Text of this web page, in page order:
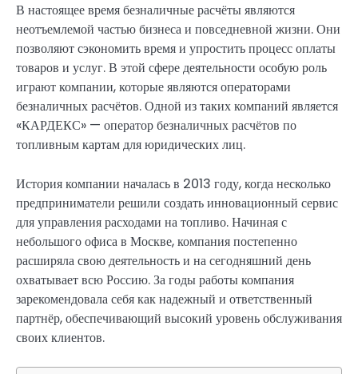
В настоящее время безналичные расчёты являются
неотъемлемой частью бизнеса и повседневной жизни. Они
позволяют сэкономить время и упростить процесс оплаты
товаров и услуг. В этой сфере деятельности особую роль
играют компании, которые являются операторами
безналичных расчётов. Одной из таких компаний является
«КАРДЕКС» — оператор безналичных расчётов по
топливным картам для юридических лиц.
История компании началась в 2013 году, когда несколько
предприниматели решили создать инновационный сервис
для управления расходами на топливо. Начиная с
небольшого офиса в Москве, компания постепенно
расширяла свою деятельность и на сегодняшний день
охватывает всю Россию. За годы работы компания
зарекомендовала себя как надежный и ответственный
партнёр, обеспечивающий высокий уровень обслуживания
своих клиентов.